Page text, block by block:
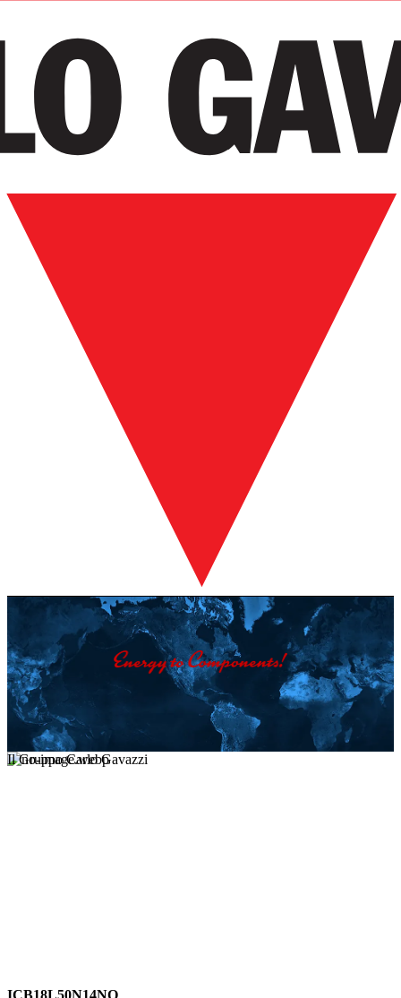
Il Gruppo Carlo Gavazzi
ICB18L50N14NO